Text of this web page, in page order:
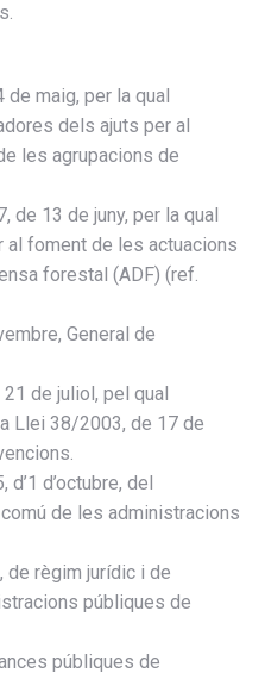
maig, per la qual
dels ajuts per al
les agrupacions de
de 13 de juny, per la qual
foment de les actuacions
forestal (ADF) (ref.
General de
de juliol, pel qual
Llei 38/2003, de 17 de
d’octubre, del
de les administracions
de règim jurídic i de
públiques de
públiques de